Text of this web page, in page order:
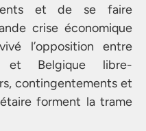
et de se faire
crise économique
l’opposition entre
et Belgique libre-
contingentements et
forment la trame